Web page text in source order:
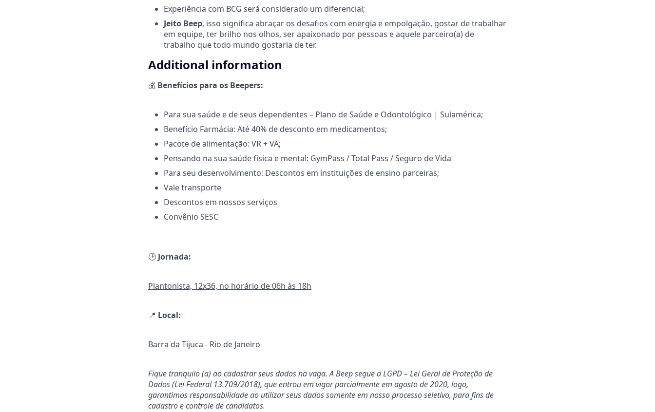
Experiência com BCG será considerado um diferencial;
Jeito Beep, isso significa abraçar os desafios com energia e empolgação, gostar de trabalhar
em equipe, ter brilho nos olhos, ser apaixonado por pessoas e aquele parceiro(a) de
trabalho que todo mundo gostaria de ter.
Additional information
💰 Benefícios para os Beepers:
Para sua saúde e de seus dependentes – Plano de Saúde e Odontológico | Sulamérica;
Benefício Farmácia: Até 40% de desconto em medicamentos;
Pacote de alimentação: VR + VA;
Pensando na sua saúde física e mental: GymPass / Total Pass / Seguro de Vida
Para seu desenvolvimento: Descontos em instituições de ensino parceiras;
Vale transporte
Descontos em nossos serviços
Convênio SESC
🕒 Jornada:
Plantonista, 12x36, no horário de 06h às 18h
📍 Local:
Barra da Tijuca - Rio de Janeiro
Fique tranquilo (a) ao cadastrar seus dados na vaga. A Beep segue a LGPD – Lei Geral de Proteção de
Dados (Lei Federal 13.709/2018), que entrou em vigor parcialmente em agosto de 2020, logo,
garantimos responsabilidade ao utilizar seus dados somente em nosso processo seletivo, para fins de
cadastro e controle de candidatos.